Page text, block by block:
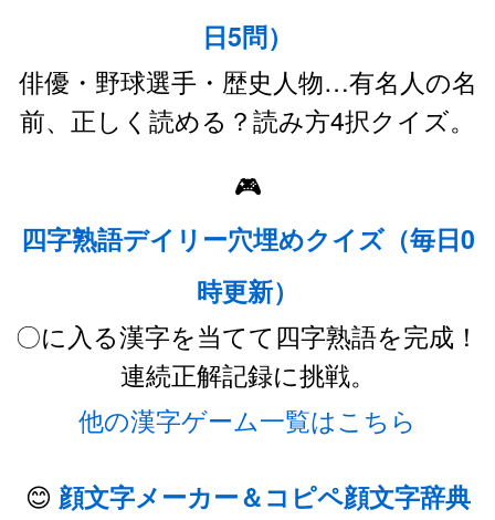
日5問）
俳優・野球選手・歴史人物…有名人の名
前、正しく読める？読み方4択クイズ。
🎮
四字熟語デイリー穴埋めクイズ（毎日0
時更新）
〇に入る漢字を当てて四字熟語を完成！
連続正解記録に挑戦。
他の漢字ゲーム一覧はこちら
😊 顔文字メーカー＆コピペ顔文字辞典